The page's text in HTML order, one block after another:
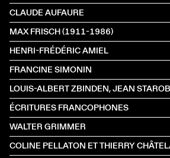
CLAUDE AUFAURE
MAX FRISCH (1911-1986)
HENRI-FRÉDÉRIC AMIEL
FRANCINE SIMONIN
LOUIS-ALBERT ZBINDEN, JEAN
ÉCRITURES FRANCOPHONES
WALTER GRIMMER
COLINE PELLATON ET THIERRY